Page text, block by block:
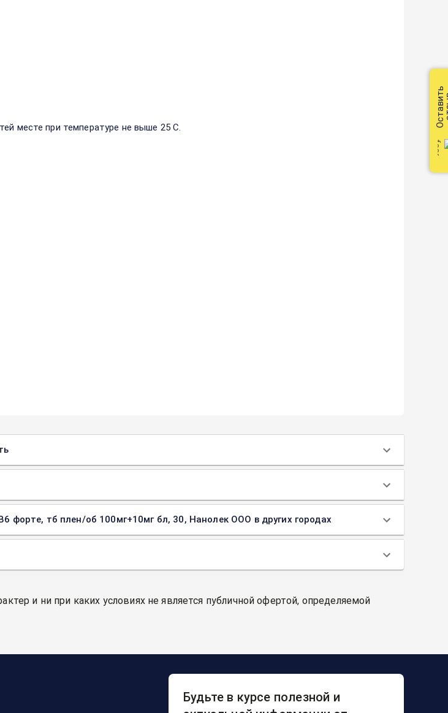
месте при температуре не выше 25 С.
форте, тб плен/об 100мг+10мг бл, 30, Нанолек ООО в других городах
и ни при каких условиях не является публичной офертой, определяемой
Будьте в курсе полезной и
Оставить